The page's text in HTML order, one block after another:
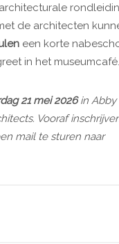
de architecten
een korte
in het museumcafé.
21 mei 2026in Abby
Vooraf
mail te sturen naar